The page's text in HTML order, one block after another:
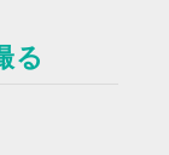
る